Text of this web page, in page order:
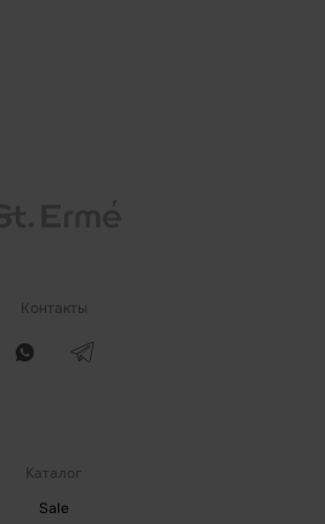
Контакты
Каталог
Sale